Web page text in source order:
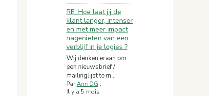
RE: Hoe laat jij de
klant langer, intenser
en met meer impact
nagenieten van een
verblijf in je logies ?
Wij denken eraan om
een nieuwsbrief /
mailinglijst te m...
ParAnn DG ,
Il y a 5 mois